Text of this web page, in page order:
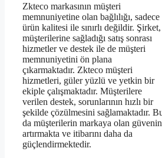
Zkteco markasının müşteri
memnuniyetine olan bağlılığı, sadece
ürün kalitesi ile sınırlı değildir. Şirket,
müşterilerine sağladığı satış sonrası
hizmetler ve destek ile de müşteri
memnuniyetini ön plana
çıkarmaktadır. Zkteco müşteri
hizmetleri, güler yüzlü ve yetkin bir
ekiple çalışmaktadır. Müşterilere
verilen destek, sorunlarının hızlı bir
şekilde çözülmesini sağlamaktadır.
da müşterilerin markaya olan
artırmakta ve itibarını daha da
güçlendirmektedir.